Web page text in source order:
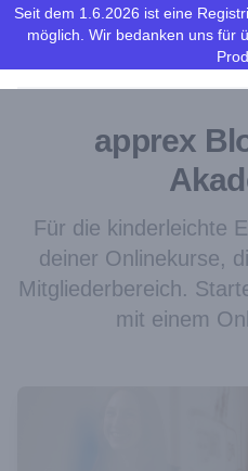
Seit dem 1.6.2026 ist eine
möglich. Wir bedanken uns für
apprex
apprex
Für die kinderleichte
deiner Onlinekurse,
Mitgliederbereich.
mit einem